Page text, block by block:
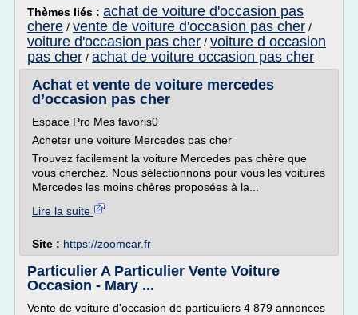
Thèmes liés : achat de voiture d'occasion pas
chere / vente de voiture d'occasion pas cher /
voiture d'occasion pas cher / voiture d occasion
pas cher / achat de voiture occasion pas cher
Achat et vente de voiture mercedes
d’occasion pas cher
Espace Pro Mes favoris0
Acheter une voiture Mercedes pas cher
Trouvez facilement la voiture Mercedes pas chère que
vous cherchez. Nous sélectionnons pour vous les voitures
Mercedes les moins chères proposées à la...
Lire la suite
Site : https://zoomcar.fr
Particulier A Particulier Vente Voiture
Occasion - Mary ...
Vente de voiture d'occasion de particuliers 4 879 annonces